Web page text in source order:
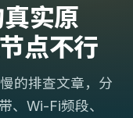
实原
点不行
的排查文章，分
、Wi-Fi频段、